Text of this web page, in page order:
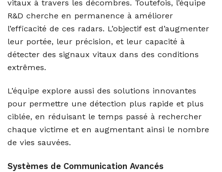
vitaux à travers les décombres. Toutefois, l’équipe
R&D cherche en permanence à améliorer
l’efficacité de ces radars. L’objectif est d’augmenter
leur portée, leur précision, et leur capacité à
détecter des signaux vitaux dans des conditions
extrêmes.
L’équipe explore aussi des solutions innovantes
pour permettre une détection plus rapide et plus
ciblée, en réduisant le temps passé à rechercher
chaque victime et en augmentant ainsi le nombre
de vies sauvées.
Systèmes de Communication Avancés